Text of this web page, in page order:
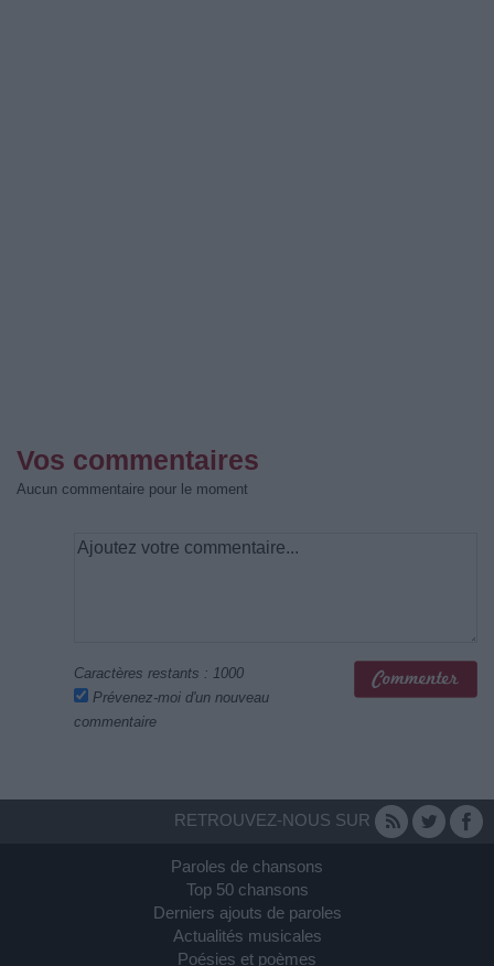
Vos commentaires
Aucun commentaire pour le moment
Caractères restants : 1000
Prévenez-moi d'un nouveau
commentaire
RETROUVEZ-NOUS SUR
Paroles de chansons
Top 50 chansons
Derniers ajouts de paroles
Actualités musicales
Poésies et poèmes